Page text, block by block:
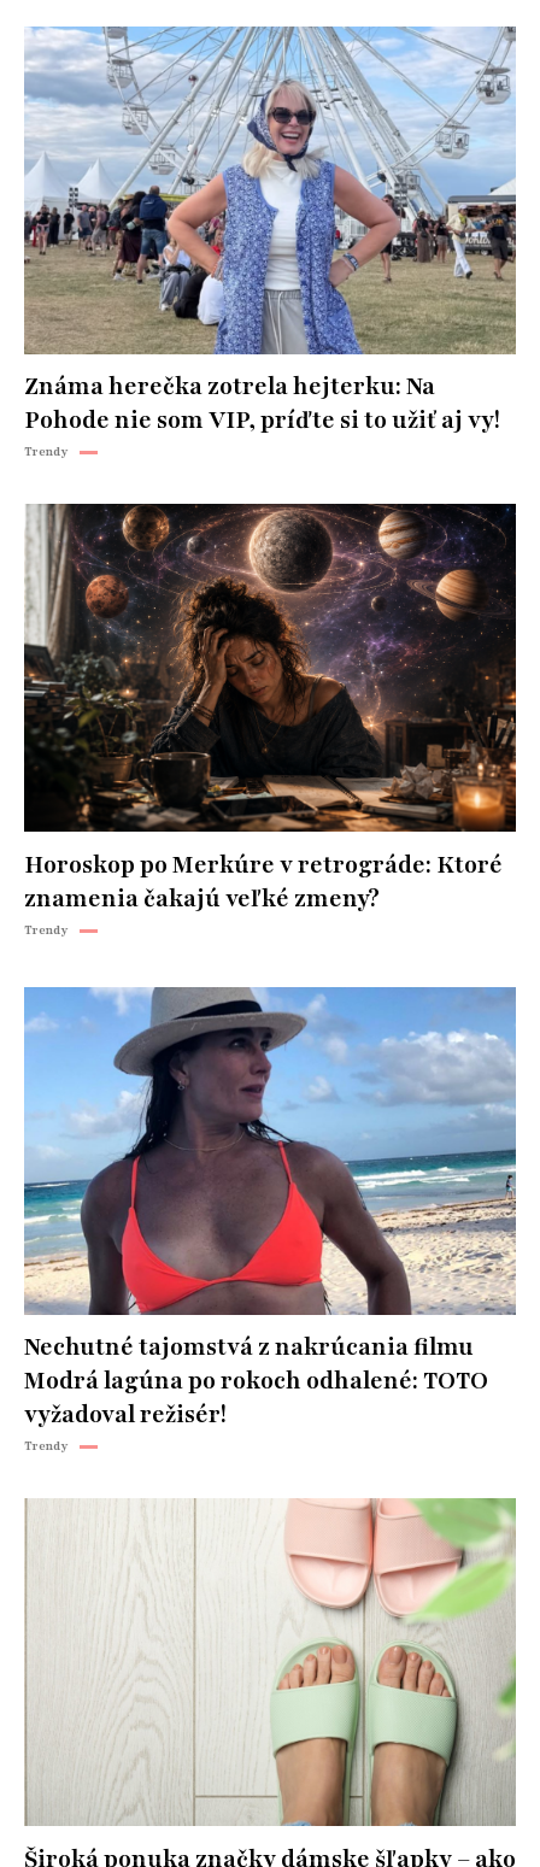
Známa herečka zotrela hejterku: Na
Pohode nie som VIP, príďte si to užiť aj vy!
Trendy
Horoskop po Merkúre v retrográde: Ktoré
znamenia čakajú veľké zmeny?
Trendy
Nechutné tajomstvá z nakrúcania filmu
Modrá lagúna po rokoch odhalené: TOTO
vyžadoval režisér!
Trendy
Široká ponuka značky dámske šľapky – ako